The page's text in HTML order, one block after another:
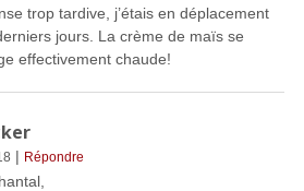
trop tardive, j’étais en déplacement
jours. La crème de maïs se
effectivement chaude!
| Répondre